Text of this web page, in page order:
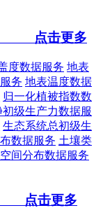
击更多
度数据服务 地表
务 地表温度数据
归一化植被指数数
初级生产力数据服
生态系统总初级生
数据服务 土壤类
间分布数据服务
更多